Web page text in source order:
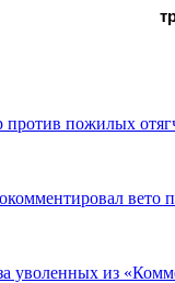
пожилых
вето
уволенных из